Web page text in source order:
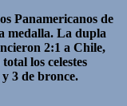
Panamericanos de
medalla. La dupla
2:1 a Chile,
los celestes
3 de bronce.